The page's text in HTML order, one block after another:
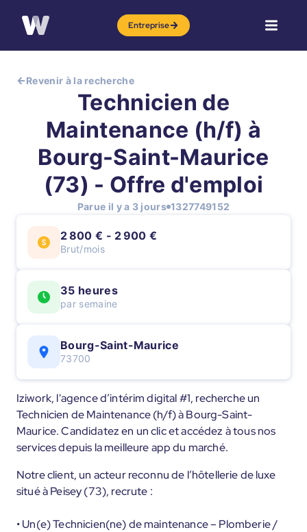
Entreprise
Revenir à la recherche
Technicien de
Maintenance (h/f) à
Bourg-Saint-Maurice
(73) - Offre d'emploi
Parue il y a 3 jours 1327749152
2 800 € - 2 900 €
Brut/mois
35 heures
par semaine
Bourg-Saint-Maurice
73700
Iziwork, l'agence d’intérim digital #1, recherche un
Technicien de Maintenance (h/f) à Bourg-Saint-
Maurice. Candidatez en un clic et accédez à tous nos
services depuis la meilleure app du marché.
Notre client, un acteur reconnu de l’hôtellerie de luxe
situé à Peisey (73), recrute :
• Un(e) Technicien(ne) de maintenance – Plomberie /